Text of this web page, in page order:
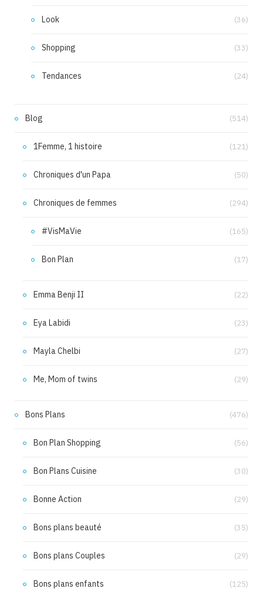
Look (36)
Shopping (33)
Tendances (24)
Blog (514)
1Femme, 1 histoire (121)
Chroniques d'un Papa (50)
Chroniques de femmes (294)
#VisMaVie (165)
Bon Plan (17)
Emma Benji II (22)
Eya Labidi (23)
Mayla Chelbi (27)
Me, Mom of twins (29)
Bons Plans (476)
Bon Plan Shopping (56)
Bon Plans Cuisine (30)
Bonne Action (29)
Bons plans beauté (35)
Bons plans Couples (29)
Bons plans enfants (125)